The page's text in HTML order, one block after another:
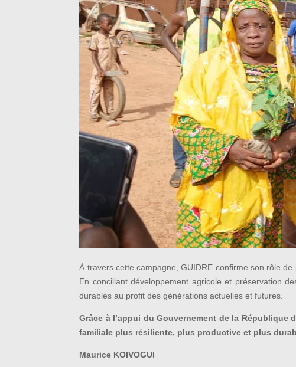
À travers cette campagne, GUIDRE confirme son rôle
En conciliant développement agricole et préservation
durables au profit des générations actuelles et futures.
Grâce à l’appui du Gouvernement de la République
familiale plus résiliente, plus productive et plus
Maurice KOIVOGUI